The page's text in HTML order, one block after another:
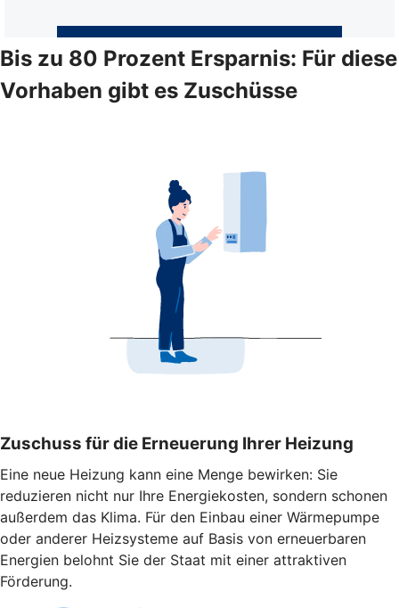
Bis zu 80 Prozent Ersparnis: Für diese
Vorhaben gibt es Zuschüsse
Zuschuss für die Erneuerung Ihrer Heizung
Eine neue Heizung kann eine Menge bewirken: Sie
reduzieren nicht nur Ihre Energiekosten, sondern schonen
außerdem das Klima. Für den Einbau einer Wärmepumpe
oder anderer Heizsysteme auf Basis von erneuerbaren
Energien belohnt Sie der Staat mit einer attraktiven
Förderung.